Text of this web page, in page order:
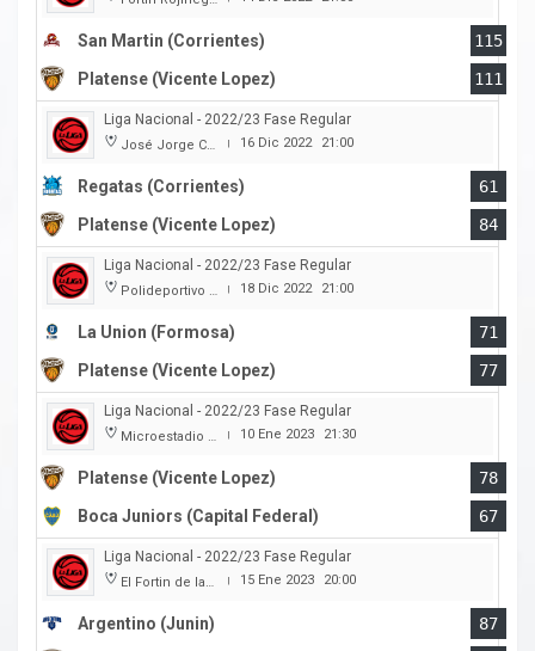
San Martin (Corrientes)
115
Platense (Vicente Lopez)
111
Liga Nacional - 2022/23 Fase Regular
José Jorge Contte | 16 Dic 2022 21:00
Regatas (Corrientes)
61
Platense (Vicente Lopez)
84
Liga Nacional - 2022/23 Fase Regular
Polideportivo Cincuentenario | 18 Dic 2022 21:00
La Union (Formosa)
71
Platense (Vicente Lopez)
77
Liga Nacional - 2022/23 Fase Regular
Microestadio Ciudad de Vicente Lopez | 10 Ene 2023 21:30
Platense (Vicente Lopez)
78
Boca Juniors (Capital Federal)
67
Liga Nacional - 2022/23 Fase Regular
El Fortin de las Morochas | 15 Ene 2023 20:00
Argentino (Junin)
87